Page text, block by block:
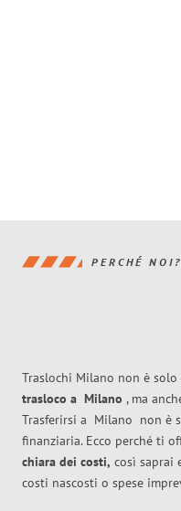
PERCHÉ NOI?
Traslochi Milano non è
trasloco a Milano , ma
Trasferirsi a Milano non è
finanziaria. Ecco perché ti
chiara dei costi, così saprai
costi nascosti o spese